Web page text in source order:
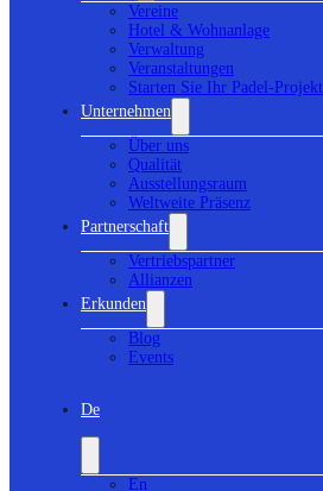
Vereine
Hotel & Wohnanlage
Verwaltung
Veranstaltungen
Starten Sie Ihr Padel-Projekt
Unternehmen
Über uns
Qualität
Ausstellungsraum
Weltweite Präsenz
Partnerschaft
Vertriebspartner
Allianzen
Erkunden
Blog
Events
De
En